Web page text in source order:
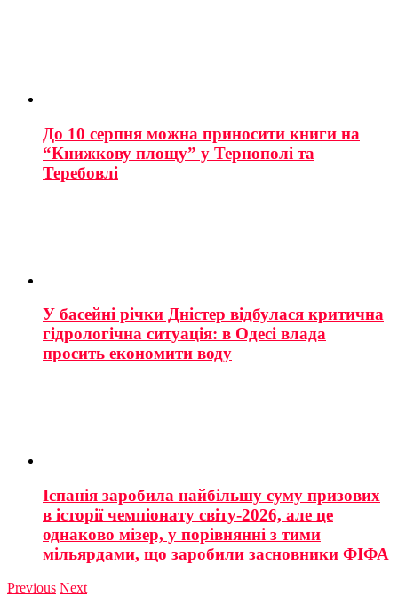
До 10 серпня можна приносити книги на
“Книжкову площу” у Тернополі та
Теребовлі
У басейні річки Дністер відбулася критична
гідрологічна ситуація: в Одесі влада
просить економити воду
Іспанія заробила найбільшу суму призових
в історії чемпіонату світу-2026, але це
однаково мізер, у порівнянні з тими
мільярдами, що заробили засновники ФІФА
Previous Next